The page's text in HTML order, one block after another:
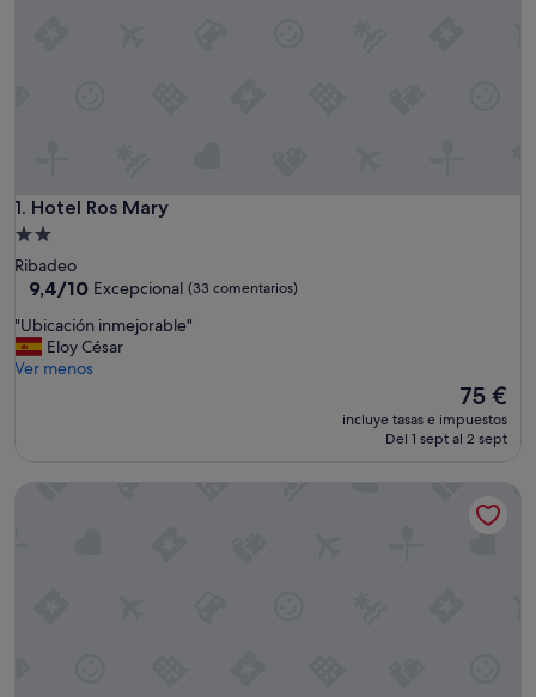
1. Hotel Ros Mary
Hotel Ros Mary
Alojamiento
de
2.0 estrellas
Ribadeo
9.4
10,
Excepcional,
(33 comentarios)
9,4/10 Excepcional (33 comentarios)
"
U
b
"Ubicación inmejorable"
Eloy César
Ver menos
El
precio
actual
75 €
incluye tasas e impuestos
Del 1 sept al 2 sept